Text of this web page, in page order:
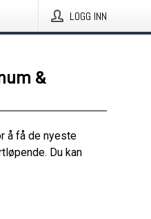
LOGG INN
&
å få de nyeste
Du kan